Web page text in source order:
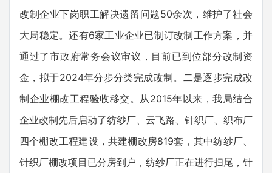
改制企业下岗职工解决遗留问题50余次，维护了社会
大局稳定。还有6家工业企业已制订改制工作方案，并
通过了市政府常务会议审议，目前已到位部分改制资
金，拟于2024年分步分类完成改制。二是逐步完成改
制企业棚改工程验收移交。从2015年以来，我局结合
企业改制先后启动了纺纱厂、云飞路、针织厂、织布厂
四个棚改工程建设，共建棚改房819套，其中纺纱厂、
针织厂棚改项目已分房到户，纺纱厂正在进行扫尾，针